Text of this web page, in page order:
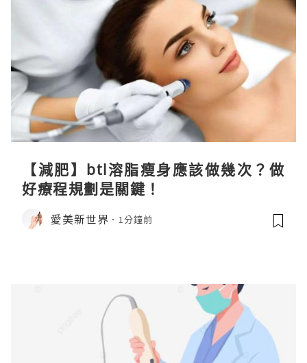
【減肥】btl溶脂瘦身應該做幾次？做
好療程規劃是關鍵！
愛美新世界 1分鐘前